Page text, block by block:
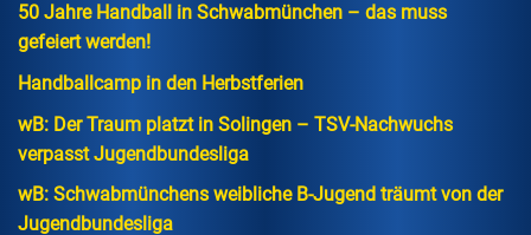
50 Jahre Handball in Schwabmünchen – das muss
gefeiert werden!
Handballcamp in den Herbstferien
wB: Der Traum platzt in Solingen – TSV-Nachwuchs
verpasst Jugendbundesliga
wB: Schwabmünchens weibliche B-Jugend träumt von der
Jugendbundesliga